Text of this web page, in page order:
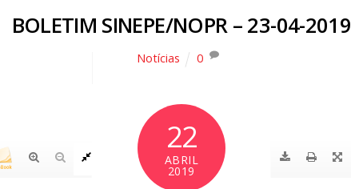
BOLETIM SINEPE/NOPR – 23-04-2019
Notícias 0
22
ABRIL
2019